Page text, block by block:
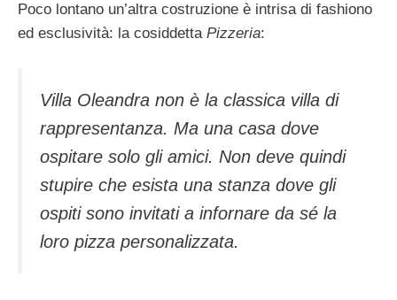
Poco lontano un’altra costruzione è intrisa di fashiono
ed esclusività: la cosiddetta Pizzeria:
Villa Oleandra non è la classica villa di
rappresentanza. Ma una casa dove
ospitare solo gli amici. Non deve quindi
stupire che esista una stanza dove gli
ospiti sono invitati a infornare da sé la
loro pizza personalizzata.